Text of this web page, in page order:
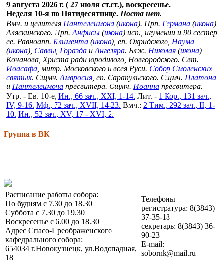
9 августа 2026 г. ( 27 июля ст.ст.), воскресенье.
Неделя 10-я по Пятидесятнице. Поста нет.
Вмч. и целителя Пантелеимона (икона). Прп. Германа (икона)
Аляскинского. Прп. Анфисы (икона) исп., игумении и 90 сестер
ее. Равноапп. Климента (икона), еп. Охридского, Наума
(икона), Саввы Горазда и Ангеляра. Блж. Николая (икона)
Кочанова, Христа ради юродивого, Новгородского. Свт.
Иоасафа , митр. Московского и всея Руси. Собор Смоленских
святых. Сщмч. Амвросия , еп. Сарапульского. Сщмч. Платона
и Пантелеимона пресвитера. Сщмч. Иоанна пресвитера.
Утр. - Ев. 10-е, Ин., 66 зач., XXI, 1-14. Лит. - 1 Кор., 131 зач.,
IV, 9-16. Мф., 72 зач., XVII, 14-23. Вмч.: 2 Тим., 292 зач., II, 1-
10. Ин., 52 зач., XV, 17 - XVI, 2.
Группа в ВК
Расписание работы собора:
По будням с 7.30 до 18.30
Суббота с 7.30 до 19.30
Воскресенье с 6.00 до 18.30
Адрес Спасо-Преображенского
кафедрального собора:
654034 г.Новокузнецк, ул.Водопадная,
18
Телефоны
регистратура: 8(3843)
37-35-18
секретарь: 8(3843) 36-
90-23
E-mail:
sobornk@mail.ru